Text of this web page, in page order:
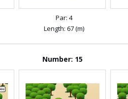
Par: 4
Length: 67 (m)
Number: 15